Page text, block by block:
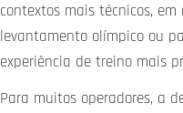
contextos mais técnicos,
levantamento olímpico ou
experiência de treino mais
Para muitos operadores, a